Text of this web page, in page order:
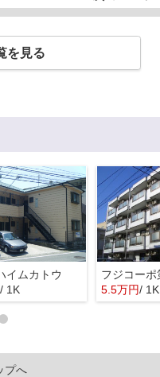
を見る
イムカトウ
/ 1K
フジコーポ
5.5万円/ 1K
プへ